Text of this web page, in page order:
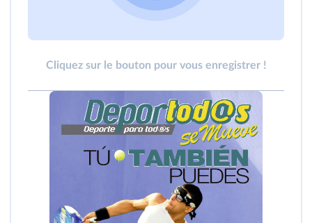
Cliquez sur le bouton pour vous enregistrer !